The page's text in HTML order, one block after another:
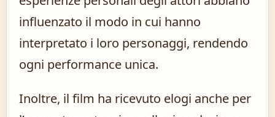
influenzato il modo in cui hanno
interpretato i loro personaggi, rendendo
ogni performance unica.
Inoltre, il film ha ricevuto elogi anche per